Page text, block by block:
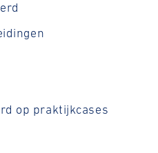
op praktijkcases